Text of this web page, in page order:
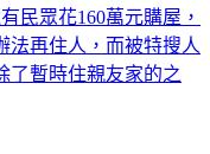
民眾花160萬元購屋，
法再住人，而被特搜人
了暫時住親友家的之